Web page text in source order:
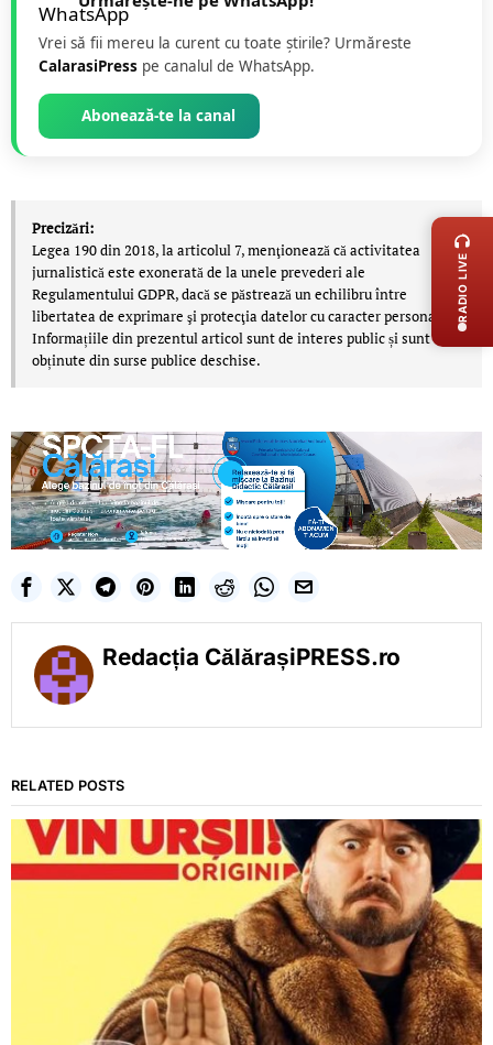
Vrei să fii mereu la curent cu toate știrile? Urmăreste
CalarasiPress pe canalul de WhatsApp.
Abonează-te la canal
Precizări:
Legea 190 din 2018, la articolul 7, menţionează că activitatea
jurnalistică este exonerată de la unele prevederi ale
Regulamentului GDPR, dacă se păstrează un echilibru între
libertatea de exprimare şi protecţia datelor cu caracter personal.
Informațiile din prezentul articol sunt de interes public și sunt
obținute din surse publice deschise.
Redacția CălărașiPRESS.ro
RELATED POSTS
RADIO LIVE